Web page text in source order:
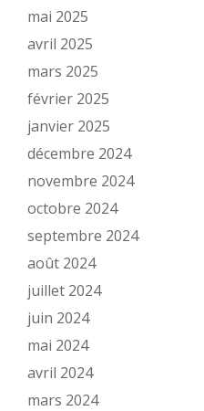
mai 2025
avril 2025
mars 2025
février 2025
janvier 2025
décembre 2024
novembre 2024
octobre 2024
septembre 2024
août 2024
juillet 2024
juin 2024
mai 2024
avril 2024
mars 2024